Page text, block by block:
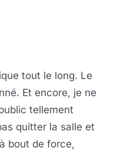
tout le long. Le
Et encore, je ne
tellement
quitter la salle et
bout de force,